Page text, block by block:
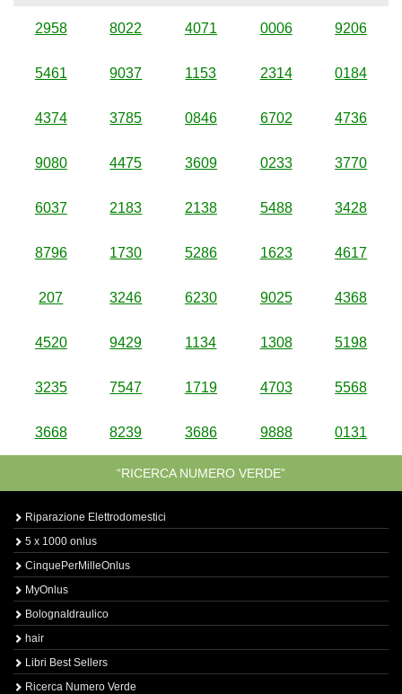
2958 8022 4071 0006 9206
5461 9037 1153 2314 0184
4374 3785 0846 6702 4736
9080 4475 3609 0233 3770
6037 2183 2138 5488 3428
8796 1730 5286 1623 4617
207 3246 6230 9025 4368
4520 9429 1134 1308 5198
3235 7547 1719 4703 5568
3668 8239 3686 9888 0131
“RICERCA NUMERO VERDE”
Riparazione Elettrodomestici
5 x 1000 onlus
CinquePerMilleOnlus
MyOnlus
BolognaIdraulico
hair
Libri Best Sellers
Ricerca Numero Verde